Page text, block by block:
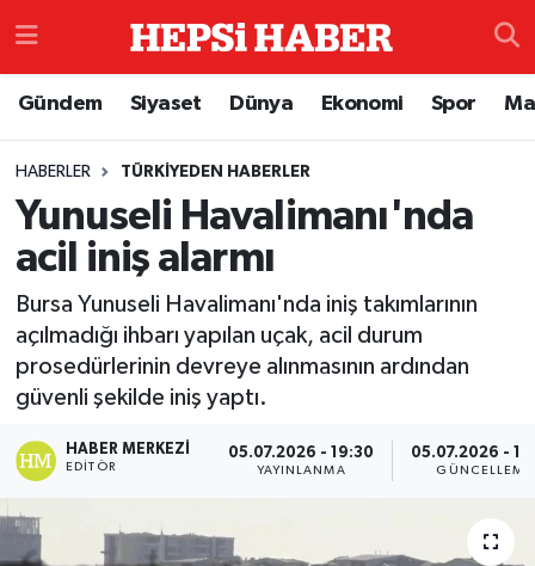
Gündem Siyaset Dünya Ekonomi Spor
HABERLER TÜRKIYEDEN HABERLER
Yunuseli Havalimanı'nda
acil iniş alarmı
Bursa Yunuseli Havalimanı'nda iniş takımlarının
açılmadığı ihbarı yapılan uçak, acil durum
prosedürlerinin devreye alınmasının ardından
güvenli şekilde iniş yaptı.
HABER MERKEZI
EDITÖR
05.07.2026 - 19:30
YAYINLANMA
05.07.2026 -
GÜNCELLEME
Çevre
Dünya
Eğitim
Ekonomi
Genel
İzmir Namaz Vakitleri
İstanbul Trafik Yoğunluk Haritası
Süper Lig Puan Durumu ve Fikstür
Tüm Manşetler
Son Dakika Haberleri